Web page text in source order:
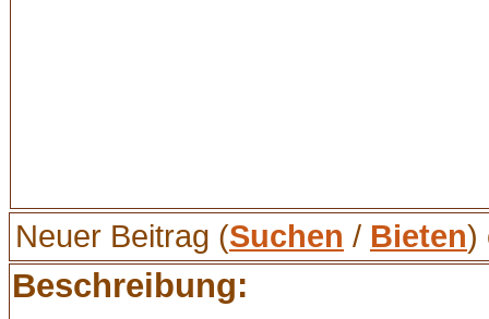
Neuer Beitrag (Suchen / Bieten)
Beschreibung: